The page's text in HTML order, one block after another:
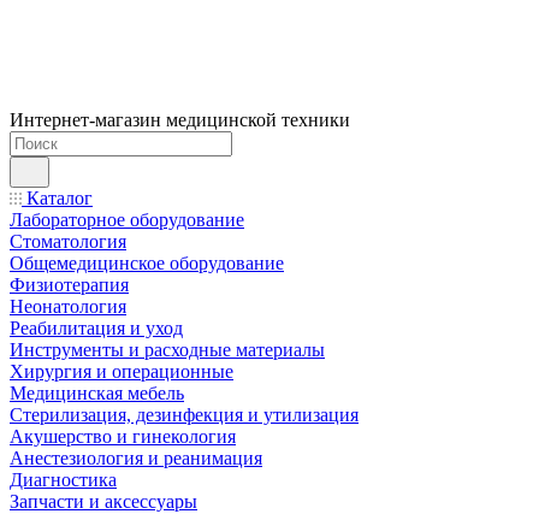
Интернет-магазин медицинской техники
Каталог
Лабораторное оборудование
Стоматология
Общемедицинское оборудование
Физиотерапия
Неонатология
Реабилитация и уход
Инструменты и расходные материалы
Хирургия и операционные
Медицинская мебель
Стерилизация, дезинфекция и утилизация
Акушерство и гинекология
Анестезиология и реанимация
Диагностика
Запчасти и аксессуары